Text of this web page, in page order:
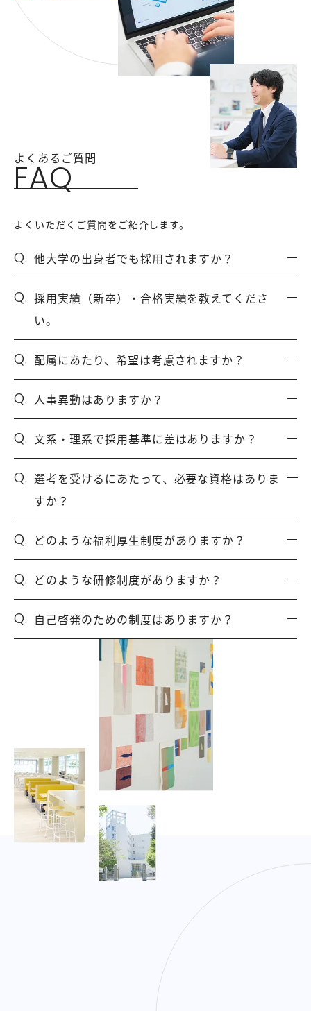
よくあるご質問
FAQ
よくいただくご質問をご紹介します。
Q. 他大学の出身者でも採用されますか？
Q. 採用実績（新卒）・合格実績を教えてくださ
い。
Q. 配属にあたり、希望は考慮されますか？
Q. 人事異動はありますか？
Q. 文系・理系で採用基準に差はありますか？
Q. 選考を受けるにあたって、必要な資格はありま
すか？
Q. どのような福利厚生制度がありますか？
Q. どのような研修制度がありますか？
Q. 自己啓発のための制度はありますか？